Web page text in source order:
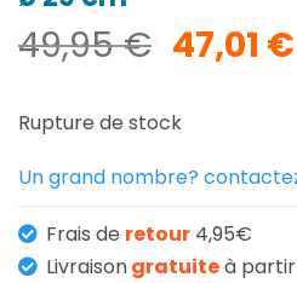
49,95€ Le
prix
initial
était :
49,95
47,01 €
Rupture de stock
Un grand nombre?
Frais de retour 4,95€
Livraisongratuiteà